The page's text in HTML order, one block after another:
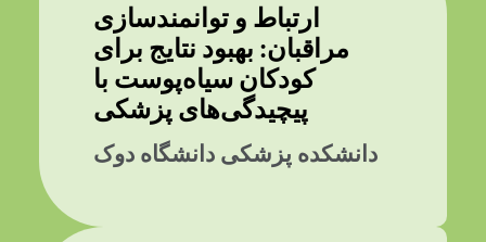
ارتباط و توانمندسازی
مراقبان: بهبود نتایج برای
کودکان سیاه‌پوست با
پیچیدگی‌های پزشکی
دانشکده پزشکی دانشگاه دوک